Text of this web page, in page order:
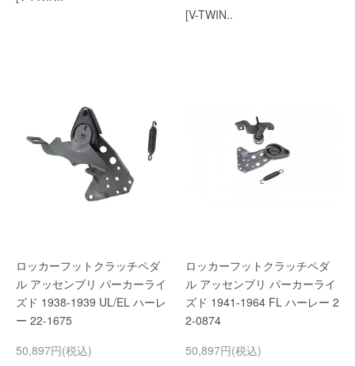
[V-TWIN..
ロッカーフットクラッチペダ
ル アッセンブリ パーカーライ
ズド 1938-1939 UL/EL ハーレ
ー 22-1675
50,897円(税込)
ロッカーフットクラッチペダ
ル アッセンブリ パーカーライ
ズド 1941-1964 FL ハーレー 2
2-0874
50,897円(税込)